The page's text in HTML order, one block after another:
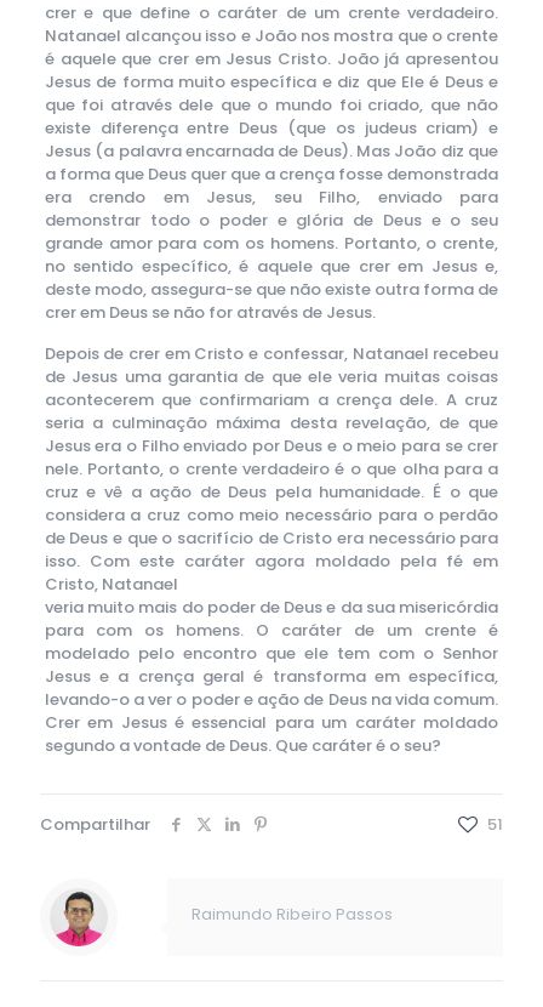
crer e que define o caráter de um crente verdadeiro.
Natanael alcançou isso e João nos mostra que o crente
é aquele que crer em Jesus Cristo. João já apresentou
Jesus de forma muito específica e diz que Ele é Deus e
que foi através dele que o mundo foi criado, que não
existe diferença entre Deus (que os judeus criam) e
Jesus (a palavra encarnada de Deus). Mas João diz que
a forma que Deus quer que a crença fosse demonstrada
era crendo em Jesus, seu Filho, enviado para
demonstrar todo o poder e glória de Deus e o seu
grande amor para com os homens. Portanto, o crente,
no sentido específico, é aquele que crer em Jesus e,
deste modo, assegura-se que não existe outra forma de
crer em Deus se não for através de Jesus.
Depois de crer em Cristo e confessar, Natanael recebeu
de Jesus uma garantia de que ele veria muitas coisas
acontecerem que confirmariam a crença dele. A cruz
seria a culminação máxima desta revelação, de que
Jesus era o Filho enviado por Deus e o meio para se crer
nele. Portanto, o crente verdadeiro é o que olha para a
cruz e vê a ação de Deus pela humanidade. É o que
considera a cruz como meio necessário para o perdão
de Deus e que o sacrifício de Cristo era necessário para
isso. Com este caráter agora moldado pela fé em
Cristo, Natanael
veria muito mais do poder de Deus e da sua misericórdia
para com os homens. O caráter de um crente é
modelado pelo encontro que ele tem com o Senhor
Jesus e a crença geral é transforma em específica,
levando-o a ver o poder e ação de Deus na vida comum.
Crer em Jesus é essencial para um caráter moldado
segundo a vontade de Deus. Que caráter é o seu?
Compartilhar 51
Raimundo Ribeiro Passos